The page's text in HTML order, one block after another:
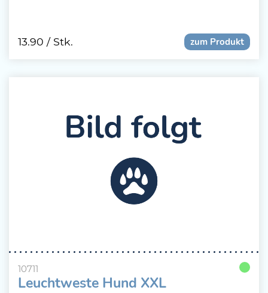
zum Produkt
13.90 / Stk.
10711
Leuchtweste Hund XXL